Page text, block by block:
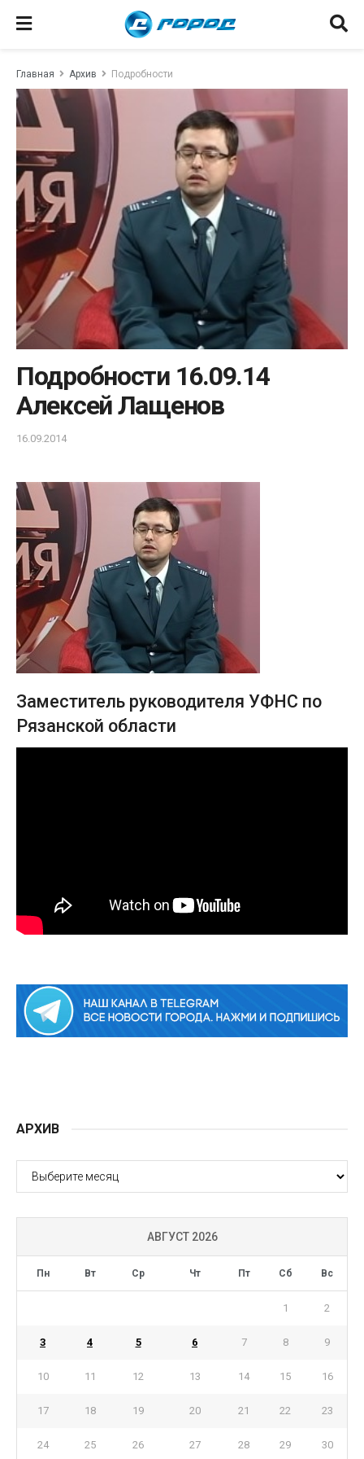
Главная Архив Подробности
Подробности 16.09.14
Алексей Лащенов
16.09.2014
Заместитель руководителя УФНС по
Рязанской области
АРХИВ
АРХИВ
АВГУСТ 2026
Пн Вт Ср Чт Пт Сб Вс
1 2
3 4 5 6 7 8 9
10 11 12 13 14 15 16
17 18 19 20 21 22 23
24 25 26 27 28 29 30